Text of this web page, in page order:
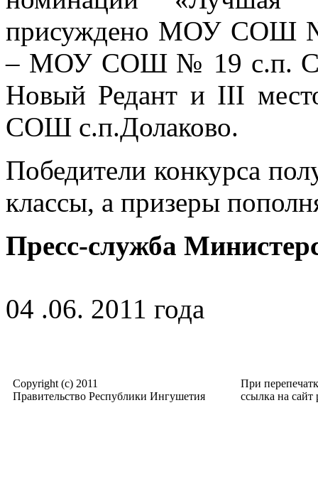
присуждено МОУ СОШ №
– МОУ СОШ № 19 с.п.
Новый Редант и III
СОШ с.п.Долаково.
Победители конкурса
классы, а призеры
Пресс-служба
04 .06. 2011 года
Copyright (c) 2011
Правительство Республики Ингушетия
При
ссылка на сайт